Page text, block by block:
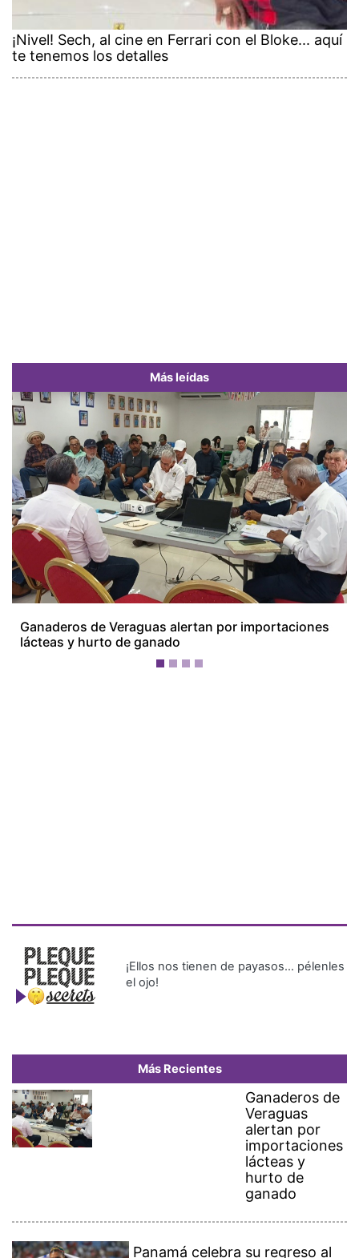
¡Nivel! Sech, al cine en Ferrari con el Bloke... aquí
te tenemos los detalles
Más leídas
Ganaderos de Veraguas alertan por importaciones
lácteas y hurto de ganado
Previous Next
¡Ellos nos tienen de payasos… pélenles
el ojo!
Más Recientes
Ganaderos de
Veraguas
alertan por
importaciones
lácteas y
hurto de
ganado
Panamá celebra su regreso al